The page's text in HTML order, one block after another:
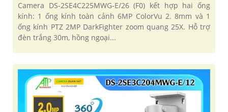
Camera DS-2SE4C225MWG-E/26 (F0) kết hợp hai ống
kính: 1 ống kính toàn cảnh 6MP ColorVu 2. 8mm và 1
ống kính PTZ 2MP DarkFighter zoom quang 25X. Hỗ trợ
đèn trắng 30m, hồng ngoại...